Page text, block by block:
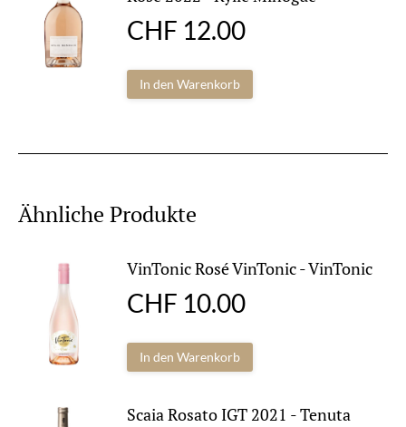
CHF 12.00
In den Warenkorb
Ähnliche Produkte
VinTonic Rosé VinTonic - VinTonic
CHF 10.00
In den Warenkorb
Scaia Rosato IGT 2021 - Tenuta